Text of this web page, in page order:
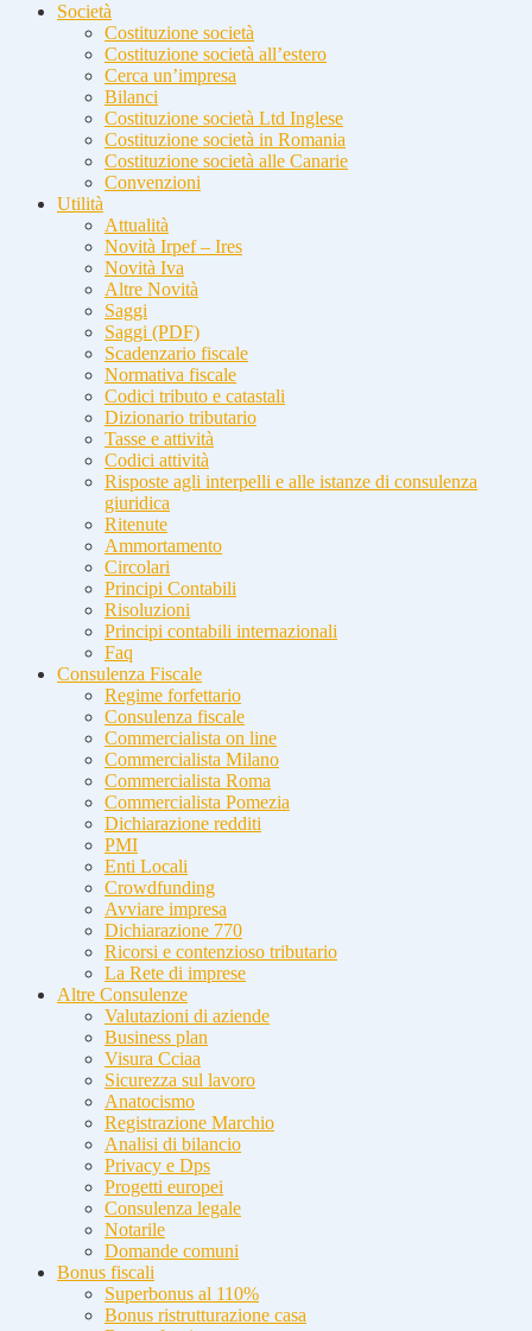
Società
Costituzione società
Costituzione società all’estero
Cerca un’impresa
Bilanci
Costituzione società Ltd Inglese
Costituzione società in Romania
Costituzione società alle Canarie
Convenzioni
Utilità
Attualità
Novità Irpef – Ires
Novità Iva
Altre Novità
Saggi
Saggi (PDF)
Scadenzario fiscale
Normativa fiscale
Codici tributo e catastali
Dizionario tributario
Tasse e attività
Codici attività
Risposte agli interpelli e alle istanze di consulenza
giuridica
Ritenute
Ammortamento
Circolari
Principi Contabili
Risoluzioni
Principi contabili internazionali
Faq
Consulenza Fiscale
Regime forfettario
Consulenza fiscale
Commercialista on line
Commercialista Milano
Commercialista Roma
Commercialista Pomezia
Dichiarazione redditi
PMI
Enti Locali
Crowdfunding
Avviare impresa
Dichiarazione 770
Ricorsi e contenzioso tributario
La Rete di imprese
Altre Consulenze
Valutazioni di aziende
Business plan
Visura Cciaa
Sicurezza sul lavoro
Anatocismo
Registrazione Marchio
Analisi di bilancio
Privacy e Dps
Progetti europei
Consulenza legale
Notarile
Domande comuni
Bonus fiscali
Superbonus al 110%
Bonus ristrutturazione casa